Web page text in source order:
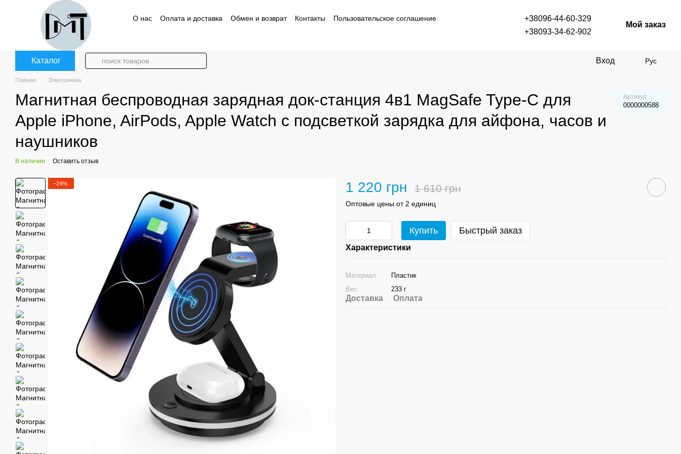
Перейти к основному контенту
О нас
Оплата и доставка Обмен и возврат Контакты
Пользовательское соглашение
+38096-44-60-329
+38093-34-62-902
Мой заказ
Каталог Вход Рус
Главная Электроника
Магнитная беспроводная зарядная док-станция 4в1 MagSafe Type-C для
Apple iPhone, AirPods, Apple Watch с подсветкой зарядка для айфона, часов и
наушников
Артикул
0000000588
В наличии Оставить отзыв
−24% 1 220 грн 1 610 грн
Оптовые цены от 2 единиц
Купить Быстрый заказ
Характеристики
Материал
Пластик
Вес
233 г
Доставка Оплата